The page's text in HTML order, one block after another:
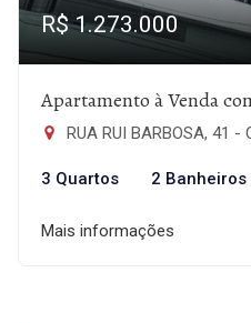
R$ 1.273.000
Apartamento à Venda
RUA RUI BARBOSA, 41
3 Quartos 2 Banheiros
Mais informações